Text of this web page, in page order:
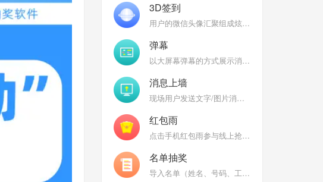
3D签到
用户的微信头像汇聚组成炫酷的Logo、3D球、3D圆柱、DNA、魔方等炫酷的3D图形
弹幕
以大屏幕弹幕的方式展示消息，后台开启审核，过滤垃圾消息，弹幕互动燃爆现场
消息上墙
现场用户发送文字/图片消息到大屏幕上，大屏幕消息墙轮播上墙图文
红包雨
点击手机红包雨参与线上抢红包（礼品），热闹喜庆的界面为现场增温
名单抽奖
导入名单（姓名、号码、工号、数字）抽奖，支持名单分组和名单权重（工龄）